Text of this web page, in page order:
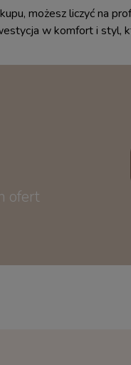
możesz liczyć na
w komfort i styl,
ofert